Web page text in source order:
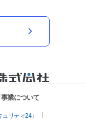
業について
リティ24」